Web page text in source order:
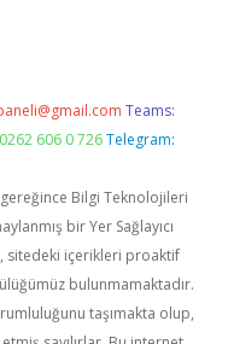
Teams:
606 0 726 Telegram:
gereğince Bilgi Teknolojileri
bir Yer Sağlayıcı
sitedeki içerikleri proaktif
bulunmamaktadır.
taşımakta olup,